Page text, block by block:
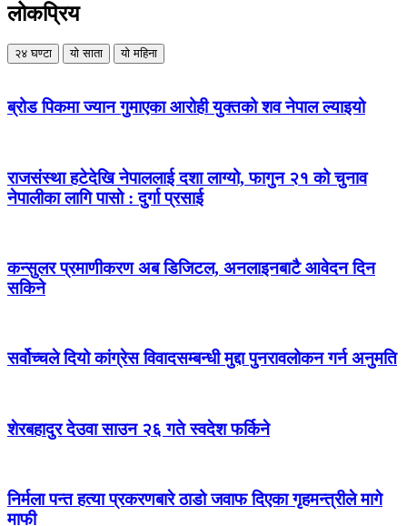
लोकप्रिय
२४ घण्टा यो साता यो महिना
ब्रोड पिकमा ज्यान गुमाएका आरोही युक्तको शव नेपाल ल्याइयो
राजसंस्था हटेदेखि नेपाललाई दशा लाग्यो, फागुन २१ को चुनाव
नेपालीका लागि पासो : दुर्गा प्रसाई
कन्सुलर प्रमाणीकरण अब डिजिटल, अनलाइनबाटै आवेदन दिन
सकिने
सर्वोच्चले दियो कांग्रेस विवादसम्बन्धी मुद्दा पुनरावलोकन गर्न अनुमति
शेरबहादुर देउवा साउन २६ गते स्वदेश फर्किने
निर्मला पन्त हत्या प्रकरणबारे ठाडो जवाफ दिएका गृहमन्त्रीले मागे
माफी